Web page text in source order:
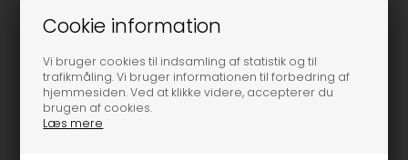
Cookie information
Vi bruger cookies til indsamling af statistik og til
trafikmåling. Vi bruger informationen til forbedring af
hjemmesiden. Ved at klikke videre, accepterer du
brugen af cookies.
Læs mere
152 / M 164 / L 176 / XL
HOUNd BOY - Vinterjakke
- Mocha
479,98 799,95
HOUNd GIRL - Vinterjakke
- Mocha